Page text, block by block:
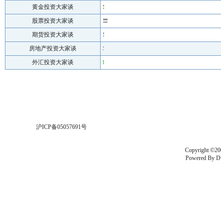
黄金投资大家谈
股票投资大家谈
期货投资大家谈
房地产投资大家谈
外汇投资大家谈
沪ICP备05057691号
Copyright
Powered By